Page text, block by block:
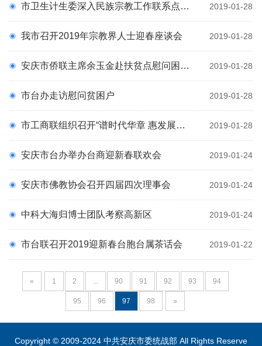
2019-01-28
市卫生计生委深入民族宗教工作联系点走访慰问少数民族困难群众
2019-01-28
我市召开2019年宗教界人士迎春座谈会
2019-01-28
安庆市侨联主席余玉金赴扶贫点慰问困难群众
2019-01-28
市台办走访慰问贫困户
2019-01-28
市工商联组织召开“谱时代华章 惠发展梦想”银企对接会
2019-01-24
安庆市台办举办台商迎新春联欢会
2019-01-24
安庆市佛教协会召开四届四次理事会
2019-01-24
中科大海归博士团队考察高新区
2019-01-22
市台联召开2019迎新春台胞台属茶话会
« 1 2 ... 90 91 92 93 94
95 96 97 98 »
Copyright © 2009-2024 中共安庆市委统战部 All Rights Reserve